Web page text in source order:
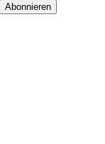
Abonnieren